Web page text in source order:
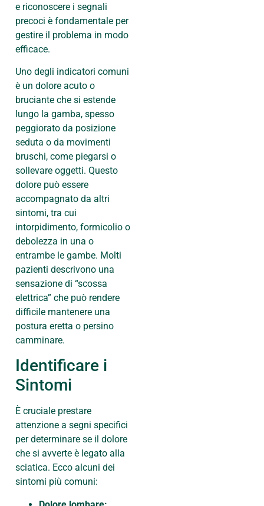
e riconoscere i segnali
precoci è fondamentale per
gestire il problema in modo
efficace.
Uno degli indicatori comuni
è un dolore acuto o
bruciante che si estende
lungo la gamba, spesso
peggiorato da posizione
seduta o da movimenti
bruschi, come piegarsi o
sollevare oggetti. Questo
dolore può essere
accompagnato da altri
sintomi, tra cui
intorpidimento, formicolio o
debolezza in una o
entrambe le gambe. Molti
pazienti descrivono una
sensazione di “scossa
elettrica” che può rendere
difficile mantenere una
postura eretta o persino
camminare.
Identificare i
Sintomi
È cruciale prestare
attenzione a segni specifici
per determinare se il dolore
che si avverte è legato alla
sciatica. Ecco alcuni dei
sintomi più comuni: